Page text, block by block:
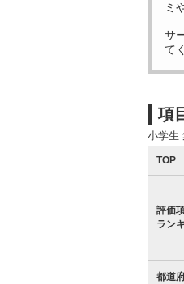
ミ
サ
て
項
小学生
TOP
評価
ラン
都道